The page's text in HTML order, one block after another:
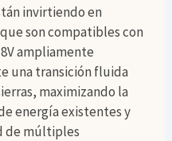
invirtiendo en
son compatibles con
ampliamente
una transición fluida
maximizando la
energía existentes y
de múltiples